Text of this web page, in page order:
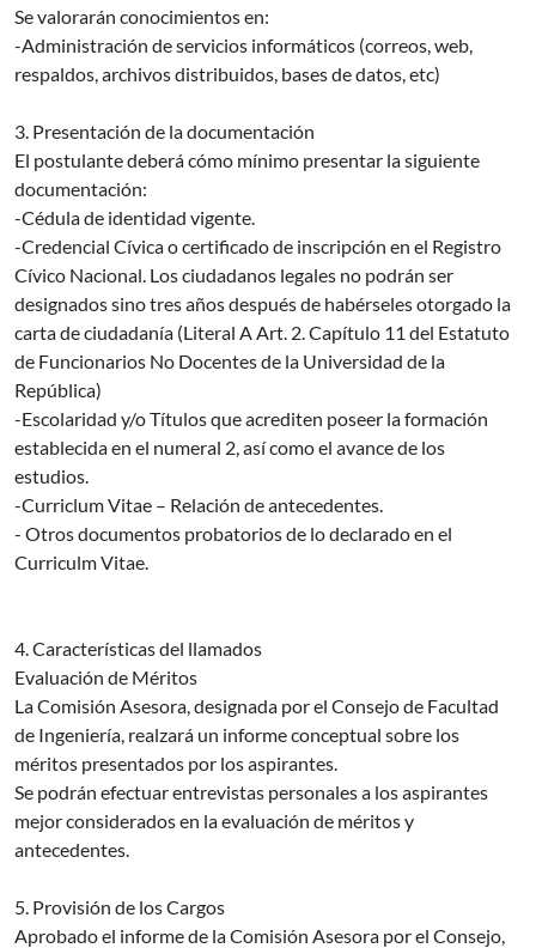
Se valorarán conocimientos en:
-Administración de servicios informáticos (correos, web,
respaldos, archivos distribuidos, bases de datos, etc)
3. Presentación de la documentación
El postulante deberá cómo mínimo presentar la siguiente
documentación:
-Cédula de identidad vigente.
-Credencial Cívica o certificado de inscripción en el Registro
Cívico Nacional. Los ciudadanos legales no podrán ser
designados sino tres años después de habérseles otorgado la
carta de ciudadanía (Literal A Art. 2. Capítulo 11 del Estatuto
de Funcionarios No Docentes de la Universidad de la
República)
-Escolaridad y/o Títulos que acrediten poseer la formación
establecida en el numeral 2, así como el avance de los
estudios.
-Curriclum Vitae – Relación de antecedentes.
- Otros documentos probatorios de lo declarado en el
Curriculm Vitae.
4. Características del llamados
Evaluación de Méritos
La Comisión Asesora, designada por el Consejo de Facultad
de Ingeniería, realzará un informe conceptual sobre los
méritos presentados por los aspirantes.
Se podrán efectuar entrevistas personales a los aspirantes
mejor considerados en la evaluación de méritos y
antecedentes.
5. Provisión de los Cargos
Aprobado el informe de la Comisión Asesora por el Consejo,